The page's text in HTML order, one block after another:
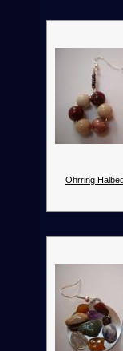
Ohrring